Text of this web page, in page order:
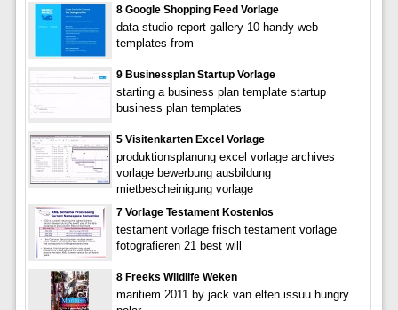
8 Google Shopping Feed Vorlage
data studio report gallery 10 handy web
templates from
9 Businessplan Startup Vorlage
starting a business plan template startup
business plan templates
5 Visitenkarten Excel Vorlage
produktionsplanung excel vorlage archives
vorlage bewerbung ausbildung
mietbescheinigung vorlage
7 Vorlage Testament Kostenlos
testament vorlage frisch testament vorlage
fotografieren 21 best will
8 Freeks Wildlife Weken
maritiem 2011 by jack van elten issuu hungry